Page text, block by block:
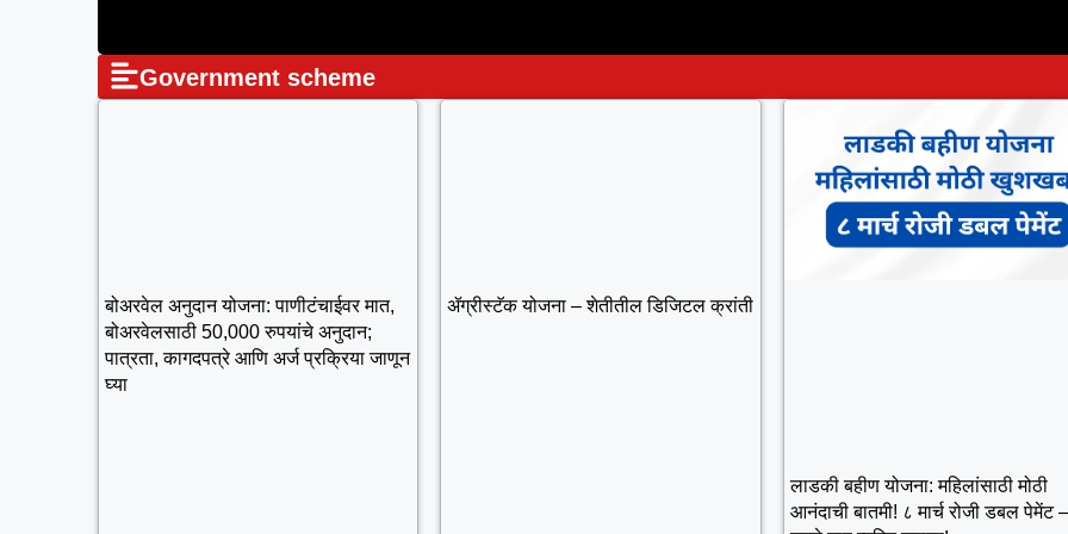
Government scheme
बोअरवेल अनुदान योजना: पाणीटंचाईवर मात,
बोअरवेलसाठी 50,000 रुपयांचे अनुदान;
पात्रता, कागदपत्रे आणि अर्ज प्रक्रिया जाणून
घ्या
ॲग्रीस्टॅक योजना – शेतीतील डिजिटल क्रांती
लाडकी बहीण योजना: महिलांसाठी मोठी
आनंदाची बातमी! ८ मार्च रोजी डबल पेमेंट –